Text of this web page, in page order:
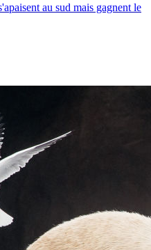
au sud mais gagnent le